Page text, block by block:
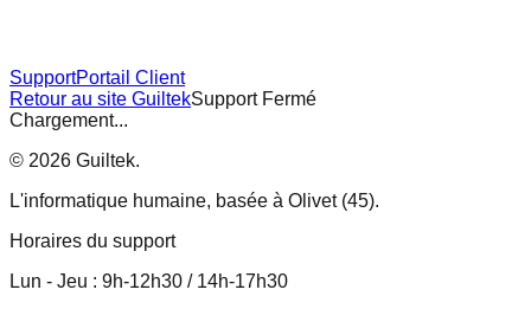
SupportPortail Client
Retour au site GuiltekSupport Fermé
Chargement...
© 2026 Guiltek.
L'informatique humaine, basée à Olivet (45).
Horaires du support
Lun - Jeu : 9h-12h30 / 14h-17h30